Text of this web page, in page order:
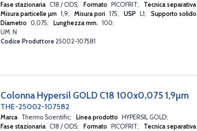
Fase stazionaria C18 / ODS Formato PICOFRIT Tecnica separativa
Misura particelle µm 1,9 Misura pori 175 USP L1 Supporto solido
Diametro 0,075 Lunghezza mm. 100
UM. N
Codice Produttore 25002-107581
Colonna Hypersil GOLD C18 100x0,075 1,9µm
THE-25002-107582
Marca Thermo Scientific Linea prodotto
HYPERSIL GOLD
Fase stazionaria C18 / ODS Formato PICOFRIT Tecnica separativa